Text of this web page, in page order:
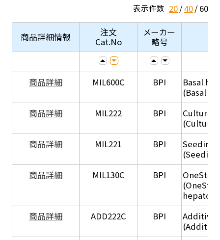
表示件数 20 40 60
商品詳細情報
注文
Cat.No
メーカー
略号
商品詳細 MIL600C BPI
Basal
(Basal
商品詳細
MIL222 BPI
Culture
(Culture
商品詳細
MIL221 BPI
Seeding
商品詳細
MIL130C BPI
商品詳細
ADD222C BPI